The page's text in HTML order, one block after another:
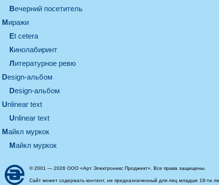
вечерний посетитель
миражи
et cetera
кинолабиринт
литературное ревю
design-альбом
design-альбом
unlinear text
Unlinear text
майкл муркок
майкл муркок
© 2001 — 2026 ООО «Арт Электроникс Проджект». Все права защищены.
Сайт может содержать контент, не предназначенный для лиц младше 18-ти